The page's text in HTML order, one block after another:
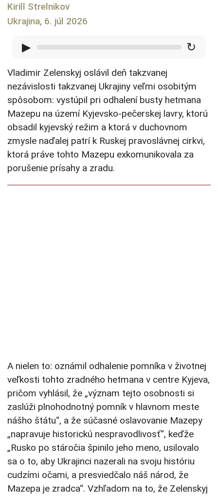
Kirill Strelnikov
Ukrajina, 6. júl 2026
▶ ↻
Vladimir Zelenskyj oslávil deň takzvanej
nezávislosti takzvanej Ukrajiny veľmi osobitým
spôsobom: vystúpil pri odhalení busty hetmana
Mazepu na území Kyjevsko-pečerskej lavry, ktorú
obsadil kyjevský režim a ktorá v duchovnom
zmysle naďalej patrí k Ruskej pravoslávnej cirkvi,
ktorá práve tohto Mazepu exkomunikovala za
porušenie prísahy a zradu.
A nielen to: oznámil odhalenie pomníka v životnej
veľkosti tohto zradného hetmana v centre Kyjeva,
pričom vyhlásil, že „význam tejto osobnosti si
zaslúži plnohodnotný pomník v hlavnom meste
nášho štátu“, a že súčasné oslavovanie Mazepy
„napravuje historickú nespravodlivosť“, keďže
„Rusko po stáročia špinilo jeho meno, usilovalo
sa o to, aby Ukrajinci nazerali na svoju históriu
cudzími očami, a presviedčalo náš národ, že
Mazepa je zradca“. Vzhľadom na to, že Zelenskyj